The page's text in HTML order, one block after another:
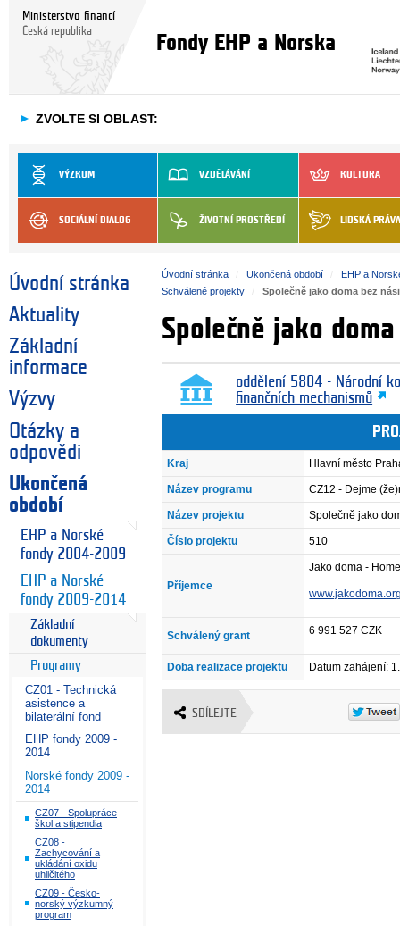
Ministerstvo financí
Česká republika
Fondy EHP a Norska
► ZVOLTE SI OBLAST:
VÝZKUM VZDĚLÁVÁNÍ KULTURA
SOCIÁLNÍ DIALOG ŽIVOTNÍ PROSTŘEDÍ LIDSKÁ PRÁVA
Úvodní stránka
Aktuality
Základní
informace
Výzvy
Otázky a
odpovědi
Ukončená
období
EHP a Norské
fondy 2004-2009
EHP a Norské
fondy 2009-2014
Základní
dokumenty
Programy
CZ01 - Technická
asistence a
bilaterální fond
EHP fondy 2009 -
2014
Norské fondy 2009 -
2014
CZ07 - Spolupráce
škol a stipendia
CZ08 -
Zachycování a
ukládání oxidu
uhličitého
CZ09 - Česko-
norský výzkumný
program
Úvodní stránka Ukončená období
EHP a
Schválené projekty
Společně jako doma bez
Společně jako
oddělení 5804 - Národní
finančních mechanismů
Kraj Hlavní město
Název programu CZ12 - Dejme
Název projektu Společně jako
Číslo projektu 510
Příjemce
Jako doma -
Schválený grant 6 991 527 CZK
Doba realizace projektu Datum zahájení:
SDÍLEJTE